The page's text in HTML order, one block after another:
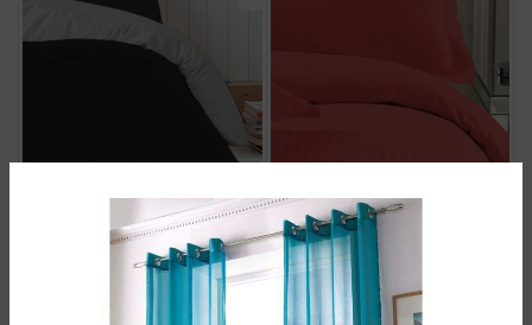
ست روتختی هتلی دونفره زرشکی
9.100.000
تومان
ست روتختی هتلی دونفره مشکی
9.100.000